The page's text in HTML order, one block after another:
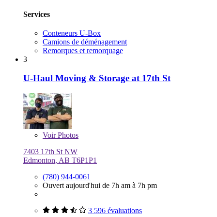
Services
Conteneurs U-Box
Camions de déménagement
Remorques et remorquage
3
U-Haul Moving & Storage at 17th St
VoirPhotos
7403 17th St NW
Edmonton, AB T6P1P1
(780) 944-0061
Ouvert aujourd'hui de 7h am à 7h pm
3 596 évaluations